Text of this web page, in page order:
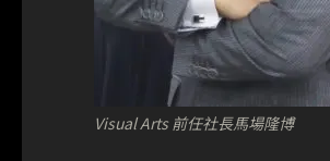
Visual Arts 前任社長馬場隆博